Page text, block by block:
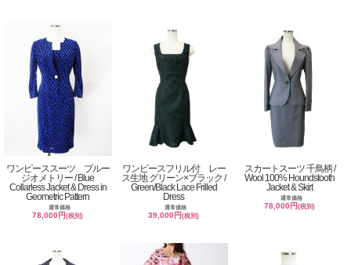
ワンピーススーツ ブルー
ジオメトリー / Blue
Collarless Jacket & Dress in
Geometric Pattern
通常価格
78,000円(税別)
ワンピースフリル付 レー
ス生地 グリーン×ブラック /
Green/Black Lace Frilled
Dress
通常価格
39,000円(税別)
スカートスーツ 千鳥柄 /
Wool 100% Houndstooth
Jacket & Skirt
通常価格
78,000円(税別)